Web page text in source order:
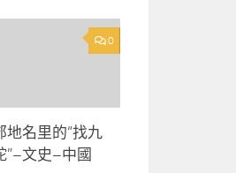
0
地名里的“找九
”–文史–中國